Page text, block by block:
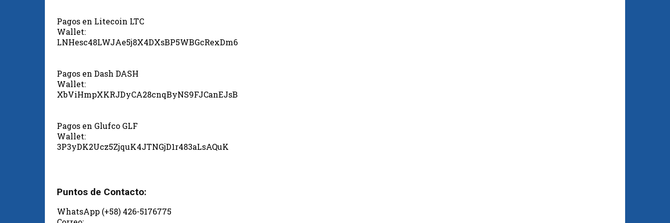
Pagos en Litecoin LTC
Wallet:
LNHesc48LWJAe5j8X4DXsBP5WBGcRexDm6
Pagos en Dash DASH
Wallet:
XbViHmpXKRJDyCA28cnqByNS9FJCanEJsB
Pagos en Glufco GLF
Wallet:
3P3yDK2Ucz5ZjquK4JTNGjD1r483aLsAQuK
Puntos de Contacto:
WhatsApp (+58) 426-5176775